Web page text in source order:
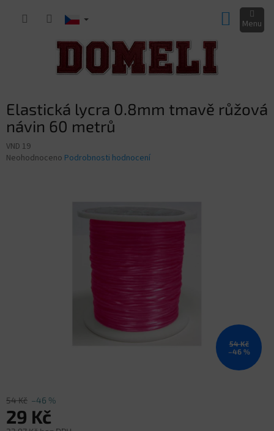
KOŠÍK
Elastická lycra 0.8mm tmavě růžová
návin 60 metrů
VND 19
Průměrné
Neohodnoceno Podrobnosti hodnocení
54 Kč
–46 %
54 Kč –46 %
29 Kč